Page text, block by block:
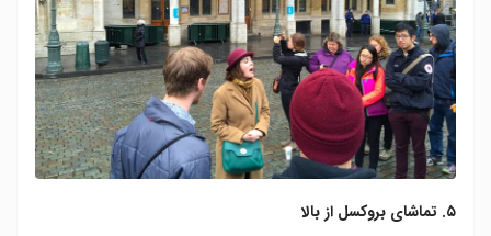
۵. تماشای بروکسل از بالا